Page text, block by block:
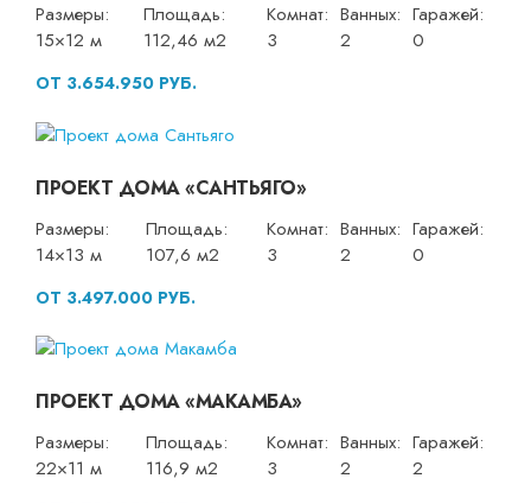
Размеры:
15×12 м
Площадь:
112,46 м2
Комнат:
3
Ванных:
2
Гаражей:
0
ОТ 3.654.950 РУБ.
ПРОЕКТ ДОМА «САНТЬЯГО»
Размеры:
14×13 м
Площадь:
107,6 м2
Комнат:
3
Ванных:
2
Гаражей:
0
ОТ 3.497.000 РУБ.
ПРОЕКТ ДОМА «МАКАМБА»
Размеры:
22×11 м
Площадь:
116,9 м2
Комнат:
3
Ванных:
2
Гаражей:
2